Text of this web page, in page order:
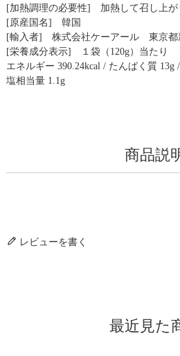
[加熱調理の必要性] 加熱して召し上が
[原産国名] 韓国
[輸入者] 株式会社ケーアール 東京都
[栄養成分表示] １袋（120g）当たり
エネルギー 390.24kcal / たんぱく質 13g
塩相当量 1.1g
商品説
レビューを書く
最近見た